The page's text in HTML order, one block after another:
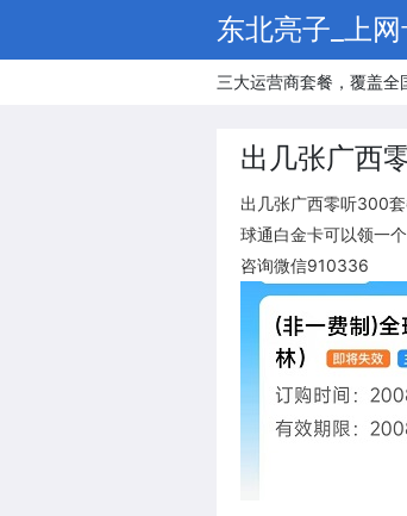
东北亮子_上
三大运营商套餐，覆盖
出几张广西
出几张广西零听300
球通白金卡可以领一
咨询微信910336